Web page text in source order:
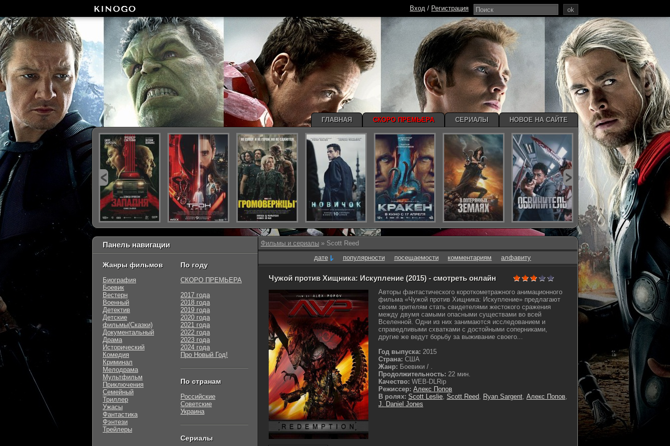
Фильмы и сериалы » Scott Reed
дате
популярности посещаемости комментариям алфавиту
Чужой против Хищника: Искупление (2015) - смотреть онлайн
Авторы фантастического короткометражного анимационного
фильма «Чужой против Хищника: Искупление» предлагают
своим зрителям стать свидетелями жестокого сражения
между двумя самыми опасными существами во всей
Вселенной. Одни из них занимаются исследованием и
справедливыми схватками с достойными соперниками,
другие же ведут борьбу за выживание своего...
Год выпуска: 2015
Страна: США
Жанр: Боевики / .
Продолжительность: 22 мин.
Качество: WEB-DLRip
Режиссер: Алекс Попов
В ролях: Scott Leslie, Scott Reed, Ryan Sargent, Алекс Попов,
J. Daniel Jones
Панель навигации
Жанры фильмов
Биография
Боевик
Вестерн
Военный
Детектив
Детские
фильмы(Сказки)
Документальный
Драма
Исторический
Комедия
Криминал
Мелодрама
Мультфильм
Приключения
Семейный
Триллер
Ужасы
Фантастика
Фэнтези
Трейлеры
По году
СКОРО ПРЕМЬЕРА
2017 года
2018 года
2019 года
2020 года
2021 года
2022 года
2023 года
2024 года
Про Новый Год!
По странам
Российские
Советские
Украина
Сериалы
ok
Вход / Регистрация
ГЛАВНАЯ СКОРО ПРЕМЬЕРА СЕРИАЛЫ НОВОЕ НА САЙТЕ